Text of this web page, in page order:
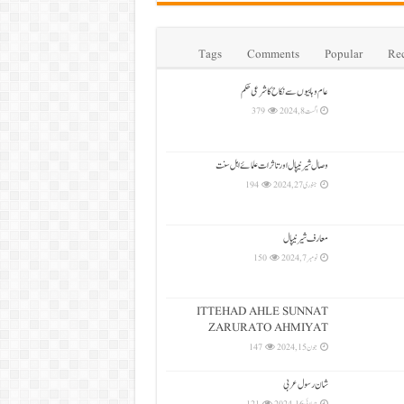
Popular
Comments
Tags
عام وہابیوں سے نکاح کا شرعی حکم
اگست 8, 2024 379
وصال شیرنیپال اور تاثرات علمائے اہل سنت
جنوری 27, 2024 194
معارف شیرنیپال
نومبر 7, 2024 150
ITTEHAD AHLE SUNNAT
ZARURATO AHMIYAT
جون 15, 2024 147
شان رسول عربی